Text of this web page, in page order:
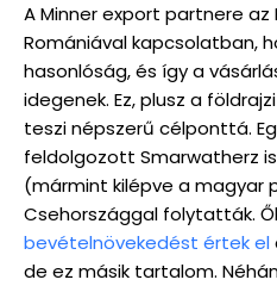
A Minner export partnere az
Romániával kapcsolatban,
hasonlóság, és így a
idegenek. Ez, plusz a
teszi népszerű célponttá.
feldolgozott Smarwatherz
(mármint kilépve a magyar
Csehországgal folytatták.
bevételnövekedést értek el
de ez másik tartalom.